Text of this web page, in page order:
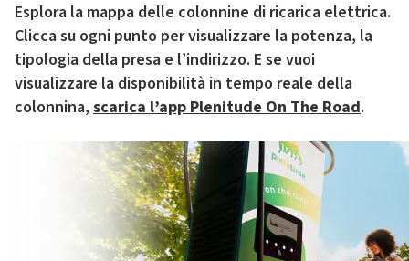
Esplora la mappa delle colonnine di ricarica elettrica.
Clicca su ogni punto per visualizzare la potenza, la
tipologia della presa e l’indirizzo. E se vuoi
visualizzare la disponibilità in tempo reale della
colonnina, scarica l’app Plenitude On The Road.